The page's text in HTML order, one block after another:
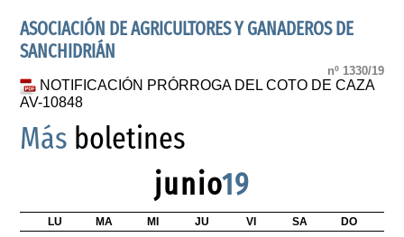
ASOCIACIÓN DE AGRICULTORES Y GANADEROS DE
SANCHIDRIÁN
nº 1330/19
NOTIFICACIÓN PRÓRROGA DEL COTO DE CAZA
AV-10848
Más boletines
junio19
LU MA MI JU VI SA DO